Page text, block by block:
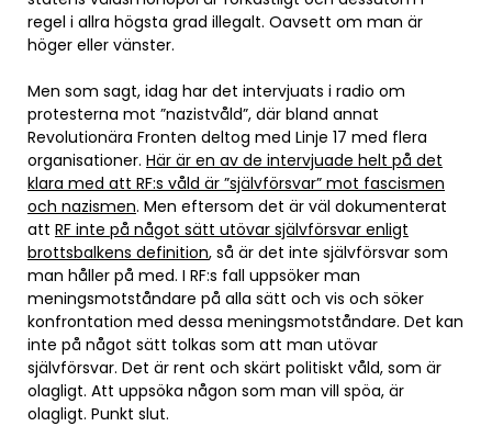
regel i allra högsta grad illegalt. Oavsett om man är
höger eller vänster.
Men som sagt, idag har det intervjuats i radio om
protesterna mot ”nazistvåld”, där bland annat
Revolutionära Fronten deltog med Linje 17 med flera
organisationer. Här är en av de intervjuade helt på det
klara med att RF:s våld är ”självförsvar” mot fascismen
och nazismen. Men eftersom det är väl dokumenterat
att RF inte på något sätt utövar självförsvar enligt
brottsbalkens definition, så är det inte självförsvar som
man håller på med. I RF:s fall uppsöker man
meningsmotståndare på alla sätt och vis och söker
konfrontation med dessa meningsmotståndare. Det kan
inte på något sätt tolkas som att man utövar
självförsvar. Det är rent och skärt politiskt våld, som är
olagligt. Att uppsöka någon som man vill spöa, är
olagligt. Punkt slut.